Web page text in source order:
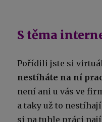
S těma
Pořídili jste si
nestíháte na ní
není ani u vás ve
a taky už to
si na tuhle práci